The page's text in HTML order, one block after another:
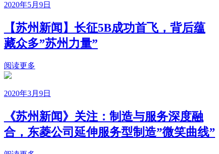
2020年5月9日
【苏州新闻】长征5B成功首飞，背后蕴
藏众多”苏州力量”
阅读更多
2020年3月9日
《苏州新闻》关注：制造与服务深度融
合，东菱公司延伸服务型制造”微笑曲线”